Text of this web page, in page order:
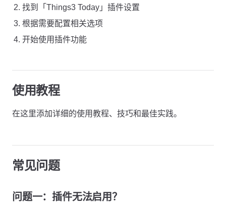
找到「Things3 Today」插件设置
根据需要配置相关选项
开始使用插件功能
使用教程
在这里添加详细的使用教程、技巧和最佳实践。
常见问题
问题一：插件无法启用？